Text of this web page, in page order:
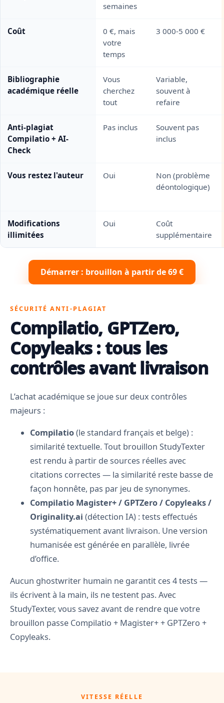
semaines
Coût
0 €, mais
votre
temps
3 000-5 000 €
Bibliographie
académique réelle
Vous
cherchez
tout
Variable,
souvent à
refaire
Anti-plagiat
Compilatio + AI-
Check
Pas inclus
Souvent pas
inclus
Vous restez l'auteur Oui
Non (problème
déontologique)
Modifications
illimitées
Oui
Coût
supplémentaire
Démarrer : brouillon à partir de 69 €
SÉCURITÉ ANTI-PLAGIAT
Compilatio, GPTZero,
Copyleaks : tous les
contrôles avant livraison
L’achat académique se joue sur deux contrôles
majeurs :
Compilatio(le standard français et belge) :
similarité textuelle. Tout brouillon StudyTexter
est rendu à partir de sources réelles avec
citations correctes — la similarité reste basse de
façon honnête, pas par jeu de synonymes.
Compilatio Magister+ / GPTZero / Copyleaks /
Originality.ai (détection IA) : tests effectués
systématiquement avant livraison. Une version
humanisée est générée en parallèle, livrée
d’office.
Aucun ghostwriter humain ne garantit ces 4 tests —
ils écrivent à la main, ils ne testent pas. Avec
StudyTexter, vous savez avant de rendre que votre
brouillon passe Compilatio + Magister+ + GPTZero +
Copyleaks.
VITESSE RÉELLE